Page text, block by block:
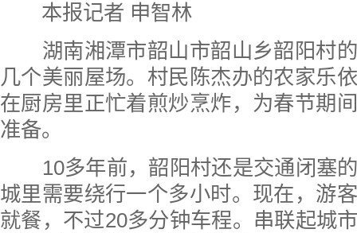
本报记者 申智林
湖南湘潭市韶山市韶山乡韶阳村的
几个美丽屋场。村民陈杰办的农家乐
在厨房里正忙着煎炒烹炸，为春节期
准备。
10多年前，韶阳村还是交通闭塞的
城里需要绕行一个多小时。现在，游
就餐，不过20多分钟车程。串联起城